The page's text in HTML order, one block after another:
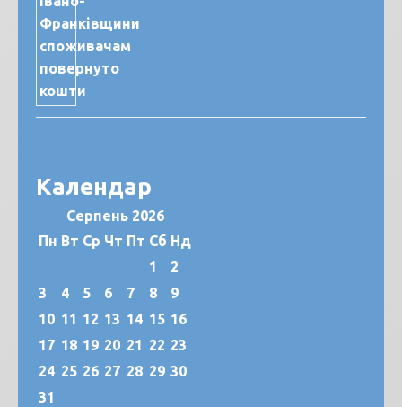
Календар
Серпень 2026
Пн Вт Ср Чт Пт Сб Нд
1
2
3
4 5 6 7 8
9
10 11 12 13 14 15 16
17 18 19 20 21 22 23
24 25 26 27 28 29 30
31